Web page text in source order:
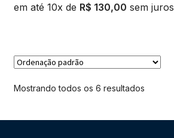
em até 10x de R$ 130,00 sem juros
Mostrando todos os 6 resultados